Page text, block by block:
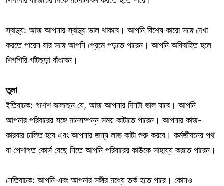
স্বাস্থ্য: আজ আপনার স্বাস্থ্য ভাল থাকবে। আপনি বিশেষ কারো সঙ্গে দেখা
করতে পারেন যার সঙ্গে আপনি প্রেমে পড়তে পারেন। আপনি অবিবাহিত হলে
শিগগিরি গাঁটছড়া বাঁধবেন।
তুলা
ইতিবাচক: গণেশ বলেছেন যে, আজ আপনার দিনটা ভাল যাবে। আপনি
আপনার পরিবারের সঙ্গে মানসম্পন্ন সময় কাটাতে পারেন। আপনার কাজ-
কারবার চালিত হবে এবং আপনার জন্য লাভ কাটা শুরু করবে। কর্মজীবনের পথ
বা পেশাগত কোর্স বেছে নিতে আপনি পরিবারের কাউকে সাহায্য করতে পারেন।
নেতিবাচক: আপনি এবং আপনার সঙ্গীর মধ্যে তর্ক হতে পারে। কোনও